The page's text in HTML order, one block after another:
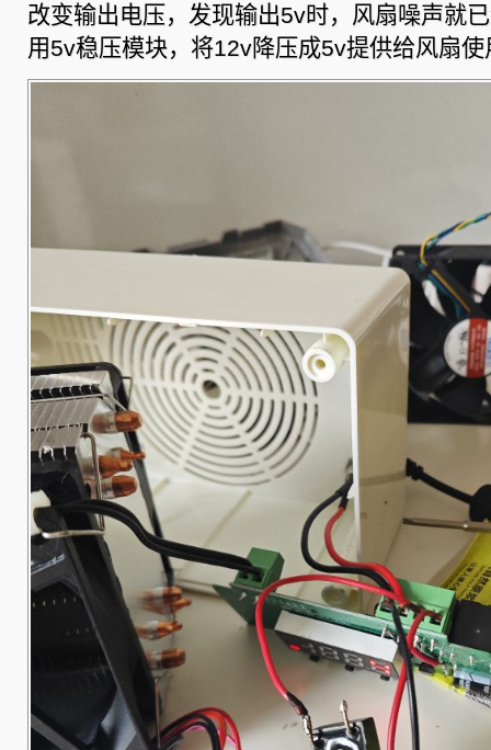
改变输出电压，发现输出5v时，风扇噪声就
用5v稳压模块，将12v降压成5v提供给风扇使